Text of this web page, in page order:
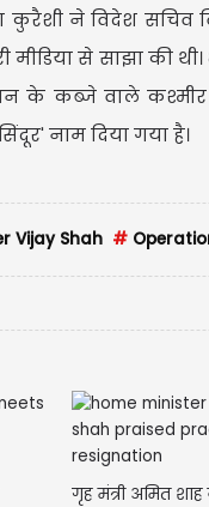
कुरैशी ने विदेश
मीडिया से साझा
के कब्जे वाले
नाम दिया गया है।
Vijay Shah #
गृह मंत्री अमित